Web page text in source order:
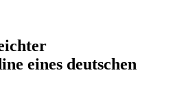
eines deutschen